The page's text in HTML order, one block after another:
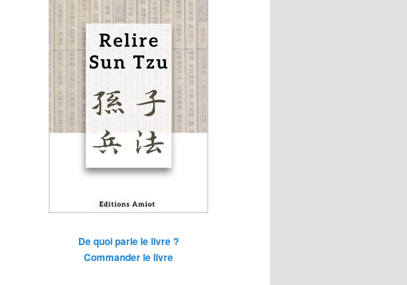
De quoi parle le livre ?
Commander le livre